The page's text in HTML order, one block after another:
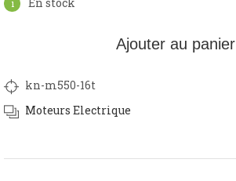
En stock
Ajouter au panier
kn-m550-16t
Moteurs Electrique